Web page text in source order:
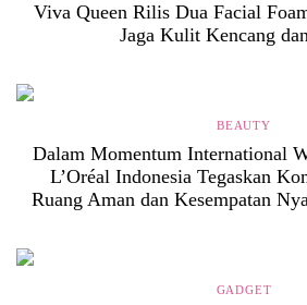
Viva Queen Rilis Dua Facial
Jaga Kulit Kencang
BEAUTY
Dalam Momentum International
L’Oréal Indonesia Tegaskan
Ruang Aman dan Kesempatan
GADGET